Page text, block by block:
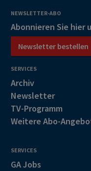
NEWSLETTER-ABO
Abonnieren Sie hier
Newsletter bestellen
SERVICES
Archiv
Newsletter
TV-Programm
Weitere Abo-
SERVICES
GA Jobs